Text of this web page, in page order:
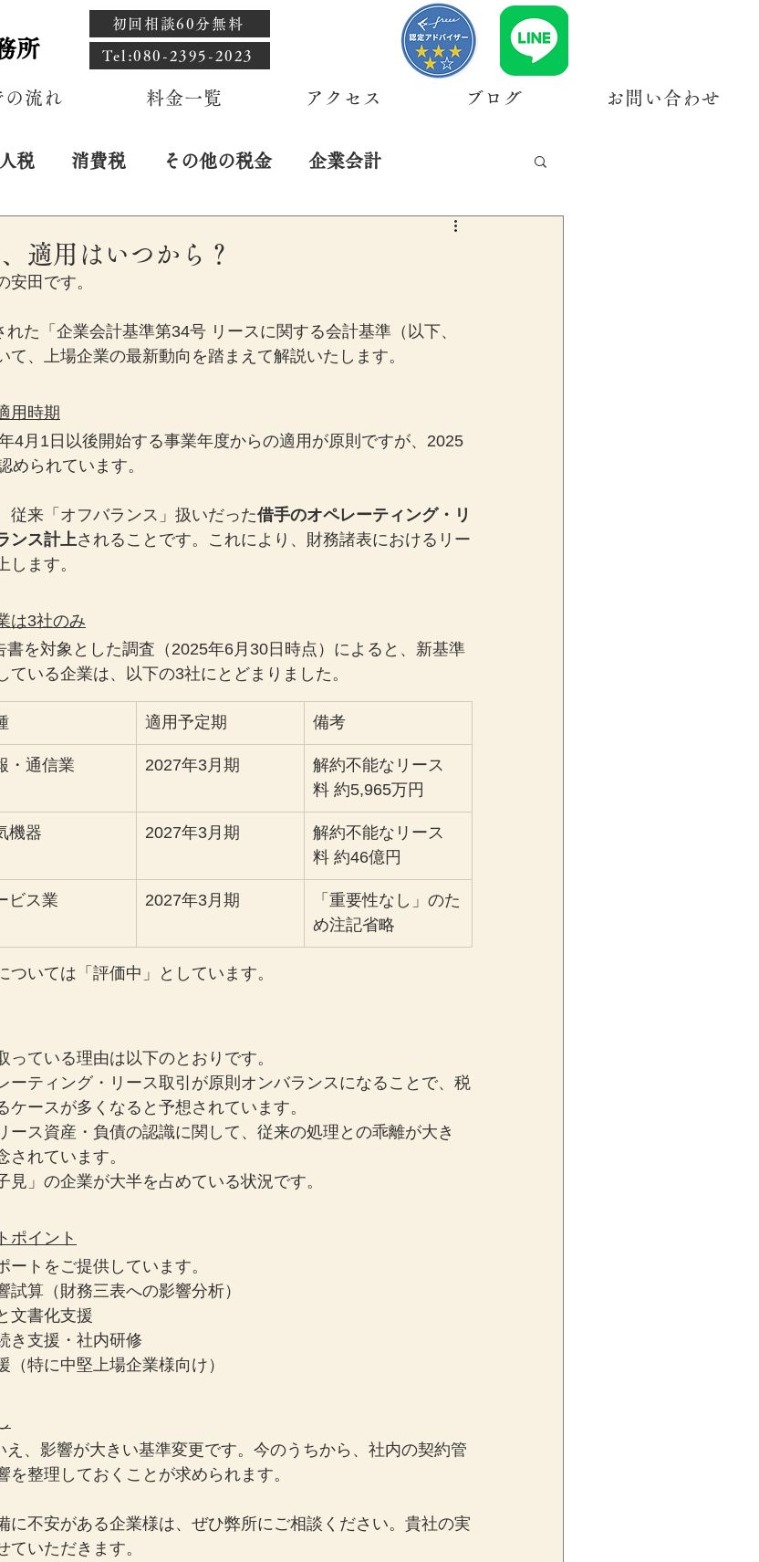
所
初回相談60分無料
​Tel:080-2395-2023
の流れ 料金一覧 アクセス ブログ お問い合わせ
税 消費税 その他の税金 企業会計
適用はいつから？
田です。
た「企業会計基準第34号 リースに関する会計基準（以下、
て、上場企業の最新動向を踏まえて解説いたします。
用時期
4月1日以後開始する事業年度からの適用が原則ですが、2025
められています。
従来「オフバランス」扱いだった借手のオペレーティング・リ
ンス計上されることです。これにより、財務諸表におけるリー
ます。
は3社のみ
を対象とした調査（2025年6月30日時点）によると、新基準
ている企業は、以下の3社にとどまりました。
適用予定期 備考
・通信業 2027年3月期
解約不能なリース
料 約5,965万円
機器 2027年3月期
解約不能なリース
料 約46億円
ビス業 2027年3月期
「重要性なし」のた
め注記省略
いては「評価中」としています。
ている理由は以下のとおりです。
ーティング・リース取引が原則オンバランスになることで、税
ケースが多くなると予想されています。
ース資産・負債の認識に関して、従来の処理との乖離が大き
されています。
見」の企業が大半を占めている状況です。
ポイント
トをご提供しています。
試算（財務三表への影響分析）
文書化支援
き支援・社内研修
（特に中堅上場企業様向け）
、影響が大きい基準変更です。今のうちから、社内の契約管
整理しておくことが求められます。
に不安がある企業様は、ぜひ弊所にご相談ください。貴社の実
いただきます。